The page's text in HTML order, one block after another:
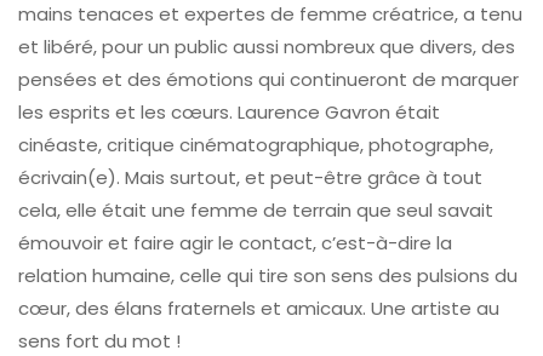
mains tenaces et expertes de femme créatrice, a tenu
et libéré, pour un public aussi nombreux que divers, des
pensées et des émotions qui continueront de marquer
les esprits et les cœurs. Laurence Gavron était
cinéaste, critique cinématographique, photographe,
écrivain(e). Mais surtout, et peut-être grâce à tout
cela, elle était une femme de terrain que seul savait
émouvoir et faire agir le contact, c’est-à-dire la
relation humaine, celle qui tire son sens des pulsions du
cœur, des élans fraternels et amicaux. Une artiste au
sens fort du mot !